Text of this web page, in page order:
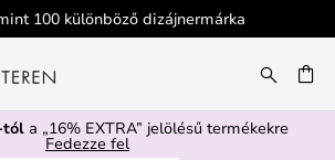
100 különböző dizájnermárka
tóla „16% EXTRA” jelölésű termékekre
Fedezze fel